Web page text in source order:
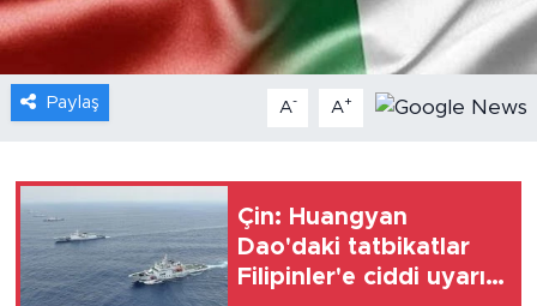
Paylaş A- A+
Çin: Huangyan
Dao'daki tatbikatlar
Filipinler'e ciddi uyarı
Sağlık
Xinhua
Xinhua Türkiye